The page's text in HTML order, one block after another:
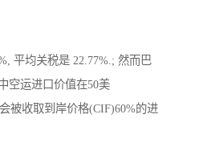
平均关税是 22.77%.; 然而巴
空运进口价值在50美
被收取到岸价格(CIF)60%的进